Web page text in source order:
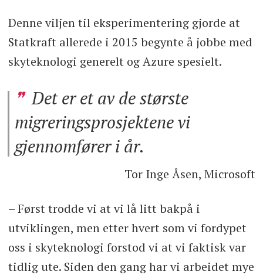
Denne viljen til eksperimentering gjorde at
Statkraft allerede i 2015 begynte å jobbe med
skyteknologi generelt og Azure spesielt.
Det er et av de største
migreringsprosjektene vi
gjennomfører i år.
Tor Inge Åsen, Microsoft
– Først trodde vi at vi lå litt bakpå i
utviklingen, men etter hvert som vi fordypet
oss i skyteknologi forstod vi at vi faktisk var
tidlig ute. Siden den gang har vi arbeidet mye